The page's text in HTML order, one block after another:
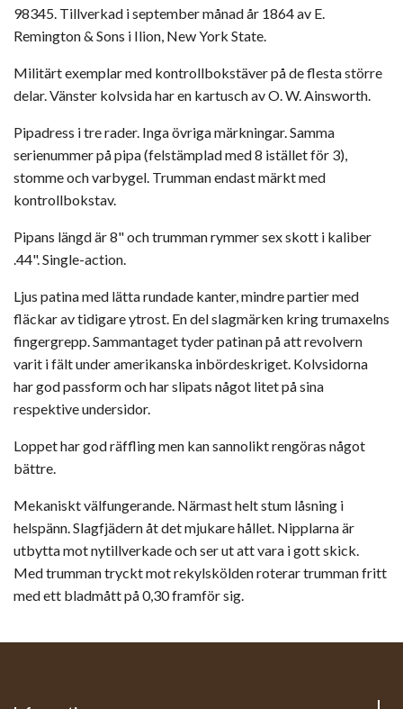
98345. Tillverkad i september månad år 1864 av E.
Remington & Sons i Ilion, New York State.
Militärt exemplar med kontrollbokstäver på de flesta större
delar. Vänster kolvsida har en kartusch av O. W. Ainsworth.
Pipadress i tre rader. Inga övriga märkningar. Samma
serienummer på pipa (felstämplad med 8 istället för 3),
stomme och varbygel. Trumman endast märkt med
kontrollbokstav.
Pipans längd är 8" och trumman rymmer sex skott i kaliber
.44". Single-action.
Ljus patina med lätta rundade kanter, mindre partier med
fläckar av tidigare ytrost. En del slagmärken kring trumaxelns
fingergrepp. Sammantaget tyder patinan på att revolvern
varit i fält under amerikanska inbördeskriget. Kolvsidorna
har god passform och har slipats något litet på sina
respektive undersidor.
Loppet har god räffling men kan sannolikt rengöras något
bättre.
Mekaniskt välfungerande. Närmast helt stum låsning i
helspänn. Slagfjädern åt det mjukare hållet. Nipplarna är
utbytta mot nytillverkade och ser ut att vara i gott skick.
Med trumman tryckt mot rekylskölden roterar trumman fritt
med ett bladmått på 0,30 framför sig.